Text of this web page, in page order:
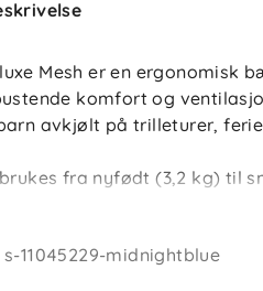
Mesh er en ergonomisk
komfort og
avkjølt på trilleturer,
brukes fra nyfødt (3,2 kg) til
bæretiden. Du kan bære
og har
s-11045229-midnightblue